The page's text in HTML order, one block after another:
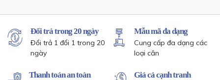
Đổi trả trong 20 ngày
Đổi trả 1 đổi 1 trong 20
ngày
Mẫu mã đa dạng
Cung cấp đa dạng các
loại cân
Thanh toán an toàn Giá cả cạnh tranh